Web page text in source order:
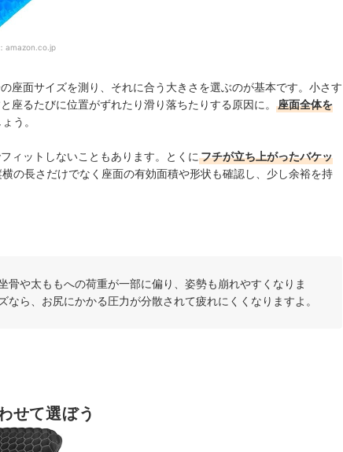
amazon.co.jp
座面サイズを測り、それに合う大きさを選ぶのが基本です。小さす
座るたびに位置がずれたり滑り落ちたりする原因に。
座面全体を
う。
ィットしないこともあります。とくに フチが立ち上がったバケッ
の長さだけでなく座面の有効面積や形状も確認し、少し余裕を持
骨や太ももへの荷重が一部に偏り、姿勢も崩れやすくなりま
ら、お尻にかかる圧力が分散されて疲れにくくなりますよ。
せて選ぼう